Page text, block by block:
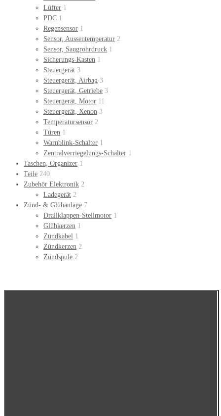
Lüfter 1
PDC 1
Regensensor 1
Sensor, Aussentemperatur 2
Sensor, Saugrohrdruck 1
Sicherungs-Kasten 1
Steuergerät 3
Steuergerät, Airbag 3
Steuergerät, Getriebe 3
Steuergerät, Motor 11
Steuergerät, Xenon 3
Temperatursensor 2
Türen 1
Warnblink-Schalter 1
Zentralverriegelungs-Schalter 1
Taschen, Organizer 1
Teile 240
Zubehör Elektronik 2
Ladegerät 2
Zünd- & Glühanlage 7
Drallklappen-Stellmotor 1
Glühkerzen 1
Zündkabel 1
Zündkerzen 2
Zündspule 2